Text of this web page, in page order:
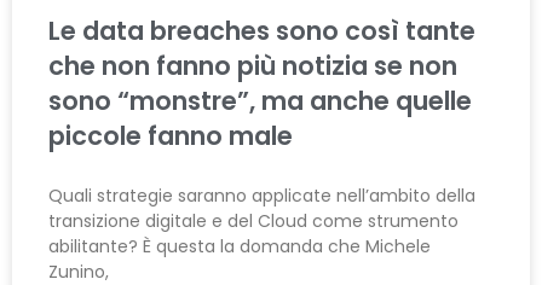
Le data breaches sono così tante
che non fanno più notizia se non
sono “monstre”, ma anche quelle
piccole fanno male
Quali strategie saranno applicate nell’ambito della
transizione digitale e del Cloud come strumento
abilitante? È questa la domanda che Michele
Zunino,